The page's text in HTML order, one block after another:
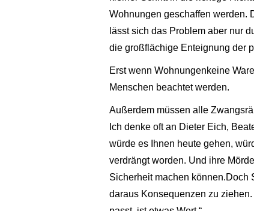
Wohnungen geschaffen werden.
lässt sich das Problem aber nur
die großflächige Enteignung der
Erst wenn Wohnungenkeine
Menschen beachtet werden.
Außerdem müssen alle
Ich denke oft an Dieter Eich,
würde es Ihnen heute gehen,
verdrängt worden. Und ihre
Sicherheit machen können.Doch
daraus Konsequenzen zu